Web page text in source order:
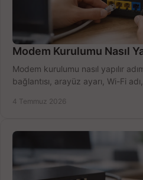
Modem Kurulumu Nasıl
Modem kurulumu nasıl yapılır
bağlantısı, arayüz ayarı, Wi-Fi
4 Temmuz 2026